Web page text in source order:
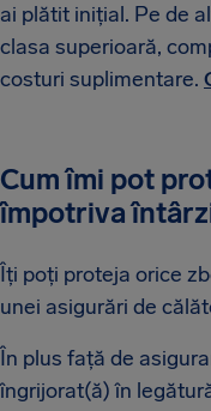
ai plătit inițial. Pe de
clasa superioară,
costuri suplimentare.
Cum îmi pot
împotriva
Îți poți proteja orice
unei asigurări de
În plus față de
îngrijorat(ă) în